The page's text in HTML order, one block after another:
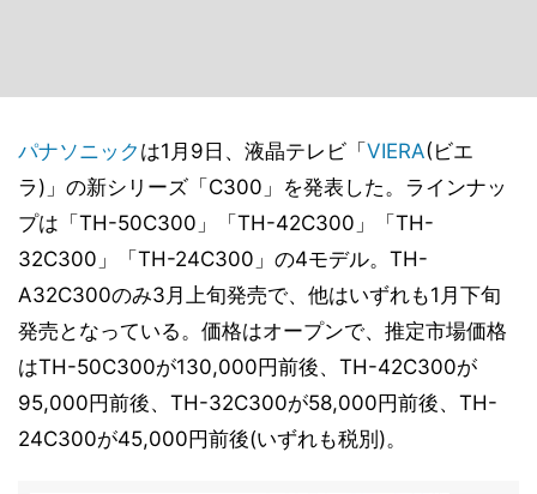
パナソニック は1月9日、液晶テレビ「 VIERA(ビエ
ラ)」の新シリーズ「C300」を発表した。ラインナッ
プは「TH-50C300」「TH-42C300」「TH-
32C300」「TH-24C300」の4モデル。TH-
A32C300のみ3月上旬発売で、他はいずれも1月下旬
発売となっている。価格はオープンで、推定市場価格
はTH-50C300が130,000円前後、TH-42C300が
95,000円前後、TH-32C300が58,000円前後、TH-
24C300が45,000円前後(いずれも税別)。